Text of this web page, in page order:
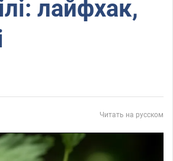
лайфхак,
Читать на русском